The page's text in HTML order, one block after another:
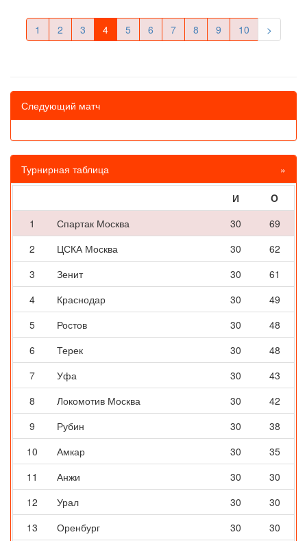
1 2 3 4 5 6 7 8 9 10 >
Следующий матч
Турнирная таблица »
И
O
1
Спартак Москва 30
69
2
ЦСКА Москва 30
62
3
Зенит 30
61
4
Краснодар 30
49
5
Ростов 30
48
6
Терек 30
48
7
Уфа 30
43
8
Локомотив Москва 30
42
9
Рубин 30
38
10
Амкар 30
35
11
Анжи 30
30
12
Урал 30
30
13
Оренбург 30
30